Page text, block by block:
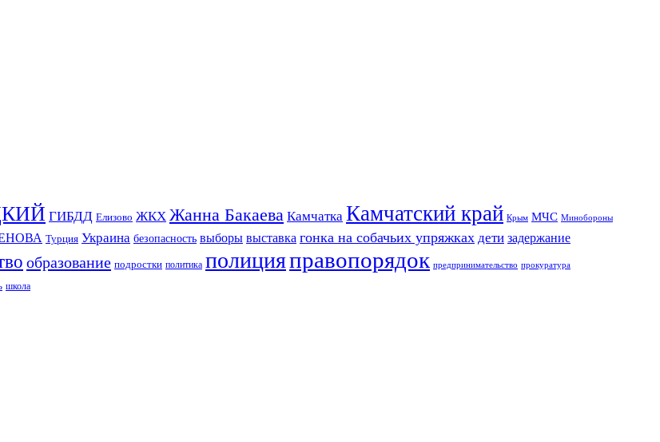
ГИБДД Елизово ЖКХ Жанна Бакаева Камчатка Камчатский край Крым МЧС Минобороны
Турция Украина безопасность выборы выставка гонка на собачьих упряжках дети задержание
образование подростки политика полицияправопорядок предпринимательство прокуратура
школа
КАМЧАТСКОГО КРАЯ.